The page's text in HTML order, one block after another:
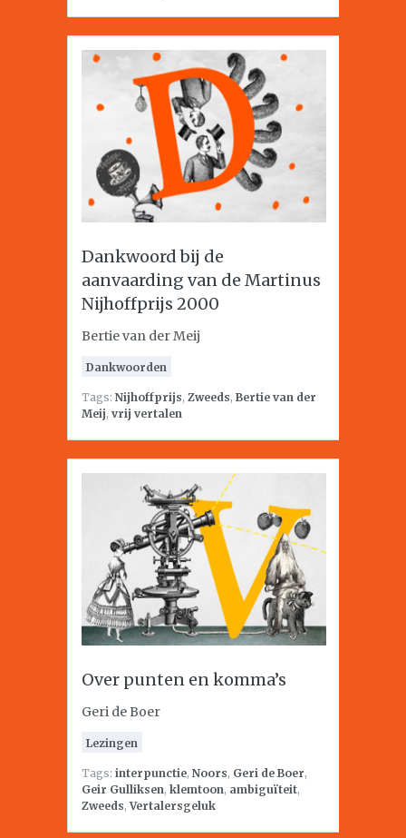
Dankwoord bij de
aanvaarding van de Martinus
Nijhoffprijs 2000
Bertie van der Meij
Dankwoorden
Tags: Nijhoffprijs, Zweeds, Bertie van der
Meij, vrij vertalen
Over punten en komma’s
Geri de Boer
Lezingen
Tags: interpunctie, Noors, Geri de Boer,
Geir Gulliksen, klemtoon, ambiguïteit,
Zweeds,Vertalersgeluk